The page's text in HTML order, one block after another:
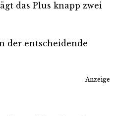
das Plus knapp zwei
der entscheidende
Anzeige